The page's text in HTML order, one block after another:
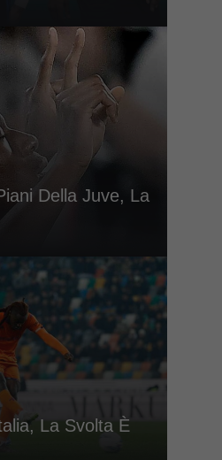
Della Juve, La
La Svolta È